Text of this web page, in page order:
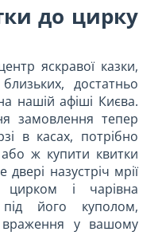
до цирку
яскравої казки,
достатньо
нашій афіші Києва.
замовлення тепер
в касах, потрібно
ж купити квитки
двері назустріч мрії
і чарівна
його куполом,
у вашому